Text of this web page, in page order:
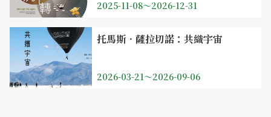
2025-11-08～2026-12-31
托馬斯．薩拉切諾：共織宇宙
2026-03-21～2026-09-06